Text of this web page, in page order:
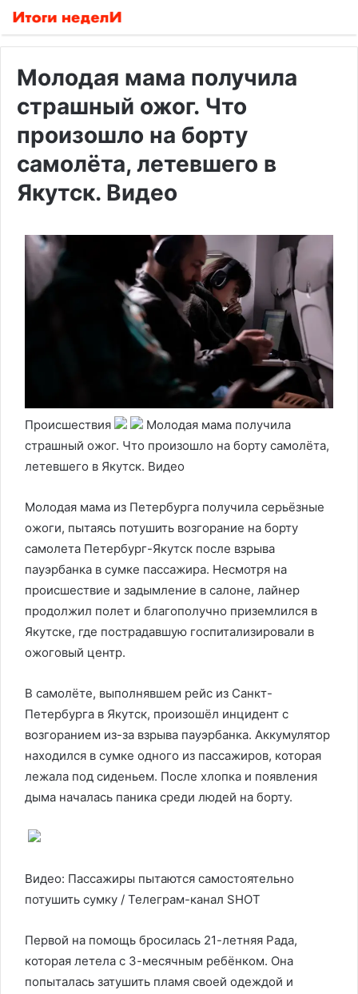
Молодая мама получила
страшный ожог. Что
произошло на борту
самолёта, летевшего в
Якутск. Видео
Происшествия
Молодая мама получила
страшный ожог. Что произошло на борту самолёта,
летевшего в Якутск. Видео
Молодая мама из Петербурга получила серьёзные
ожоги, пытаясь потушить возгорание на борту
самолета Петербург-Якутск после взрыва
пауэрбанка в сумке пассажира. Несмотря на
происшествие и задымление в салоне, лайнер
продолжил полет и благополучно приземлился в
Якутске, где пострадавшую госпитализировали в
ожоговый центр.
В самолёте, выполнявшем рейс из Санкт-
Петербурга в Якутск, произошёл инцидент с
возгоранием из-за взрыва пауэрбанка. Аккумулятор
находился в сумке одного из пассажиров, которая
лежала под сиденьем. После хлопка и появления
дыма началась паника среди людей на борту.
Видео: Пассажиры пытаются самостоятельно
потушить сумку / Телеграм-канал SHOT
Первой на помощь бросилась 21-летняя Рада,
которая летела с 3-месячным ребёнком. Она
попыталась затушить пламя своей одеждой и